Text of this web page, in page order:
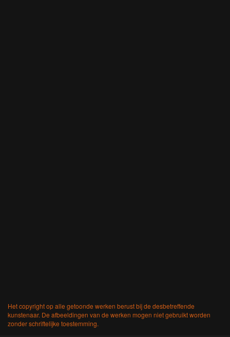
Het copyright op alle getoonde werken berust bij de desbetreffende
kunstenaar. De afbeeldingen van de werken mogen niet gebruikt worden
zonder schriftelijke toestemming.